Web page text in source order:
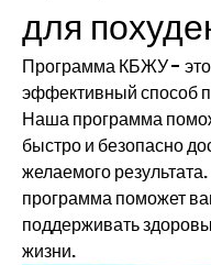
для
Программа КБЖУ - это
эффективный способ
Наша программа
быстро и безопасно
желаемого
программа поможет
поддерживать
жизни.